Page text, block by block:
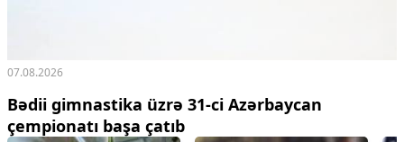
07.08.2026
Bədii gimnastika üzrə 31-ci Azərbaycan
çempionatı başa çatıb